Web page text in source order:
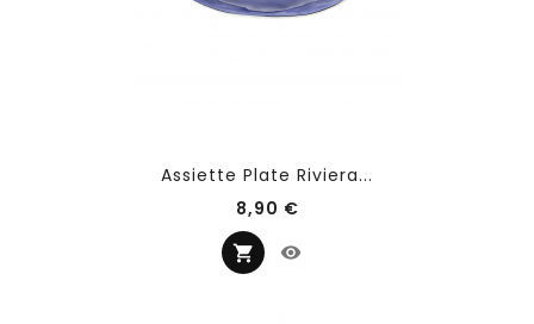
Assiette Plate Riviera...
8,90 €Prix